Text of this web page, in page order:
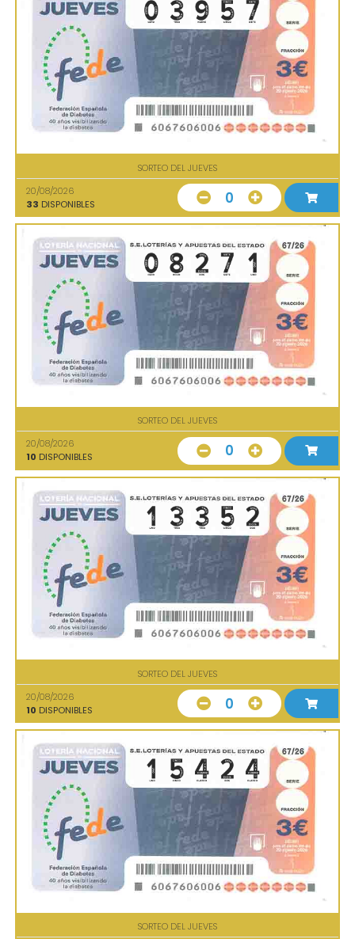
SORTEO DEL JUEVES
20/08/2026
33 DISPONIBLES 0
SORTEO DEL JUEVES
20/08/2026
10 DISPONIBLES 0
SORTEO DEL JUEVES
20/08/2026
10 DISPONIBLES 0
SORTEO DEL JUEVES